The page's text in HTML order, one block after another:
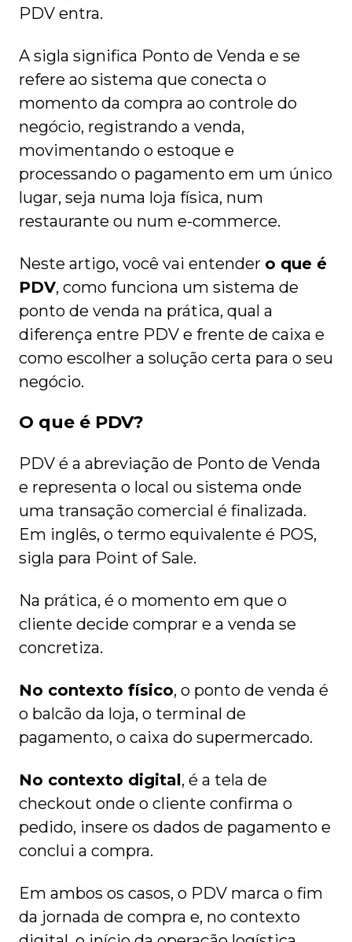
PDV entra.
A sigla significa Ponto de Venda e se
refere ao sistema que conecta o
momento da compra ao controle do
negócio, registrando a venda,
movimentando o estoque e
processando o pagamento em um único
lugar, seja numa loja física, num
restaurante ou num e-commerce.
Neste artigo, você vai entender o que é
PDV, como funciona um sistema de
ponto de venda na prática, qual a
diferença entre PDV e frente de caixa e
como escolher a solução certa para o seu
negócio.
O que é PDV?
PDV é a abreviação de Ponto de Venda
e representa o local ou sistema onde
uma transação comercial é finalizada.
Em inglês, o termo equivalente é POS,
sigla para Point of Sale.
Na prática, é o momento em que o
cliente decide comprar e a venda se
concretiza.
No contexto físico, o ponto de venda é
o balcão da loja, o terminal de
pagamento, o caixa do supermercado.
No contexto digital, é a tela de
checkout onde o cliente confirma o
pedido, insere os dados de pagamento e
conclui a compra.
Em ambos os casos, o PDV marca o fim
da jornada de compra e, no contexto